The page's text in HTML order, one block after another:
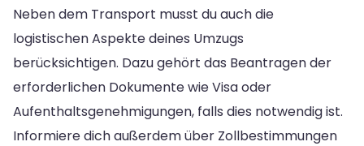
Neben dem Transport musst du auch die
logistischen Aspekte deines Umzugs
berücksichtigen. Dazu gehört das Beantragen der
erforderlichen Dokumente wie Visa oder
Aufenthaltsgenehmigungen, falls dies notwendig ist.
Informiere dich außerdem über Zollbestimmungen